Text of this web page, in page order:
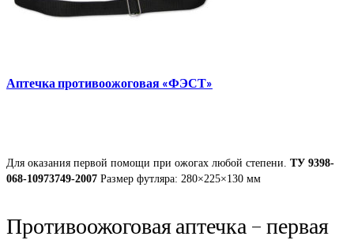
Аптечка противоожоговая «ФЭСТ»
Для оказания первой помощи при ожогах любой степени. ТУ 9398-
068-10973749-2007 Размер футляра: 280×225×130 мм
Противоожоговая аптечка – первая